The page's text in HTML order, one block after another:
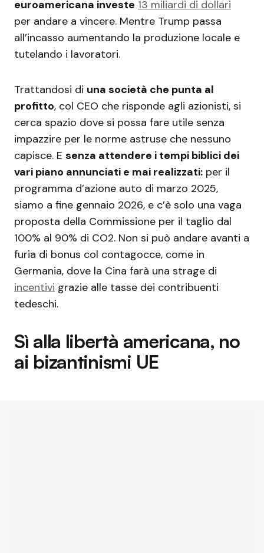
euroamericana investe 13 miliardi di dollari
per andare a vincere. Mentre Trump passa
all’incasso aumentando la produzione locale e
tutelando i lavoratori.
Trattandosi di una società che punta al
profitto, col CEO che risponde agli azionisti, si
cerca spazio dove si possa fare utile senza
impazzire per le norme astruse che nessuno
capisce. E senza attendere i tempi biblici dei
vari piano annunciati e mai realizzati: per il
programma d’azione auto di marzo 2025,
siamo a fine gennaio 2026, e c’è solo una vaga
proposta della Commissione per il taglio dal
100% al 90% di CO2. Non si può andare avanti a
furia di bonus col contagocce, come in
Germania, dove la Cina farà una strage di
incentivi grazie alle tasse dei contribuenti
tedeschi.
Sì alla libertà americana, no
ai bizantinismi UE